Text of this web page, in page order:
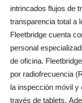
intrincados flujos de
transparencia total a
Fleetbridge cuenta
personal
de oficina.
por radiofrecuencia
la inspección móvil y
través de tablets.